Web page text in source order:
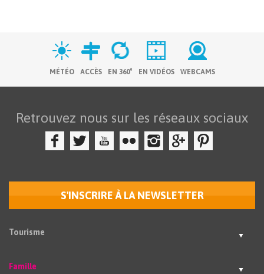
MÉTÉO ACCÈS EN 360° EN VIDÉOS WEBCAMS
Retrouvez nous sur les réseaux sociaux
S'INSCRIRE À LA NEWSLETTER
Tourisme
Famille